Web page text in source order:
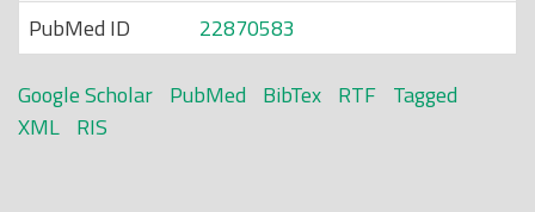
PubMed ID
22870583
Google Scholar PubMed BibTex RTF Tagged
XML RIS